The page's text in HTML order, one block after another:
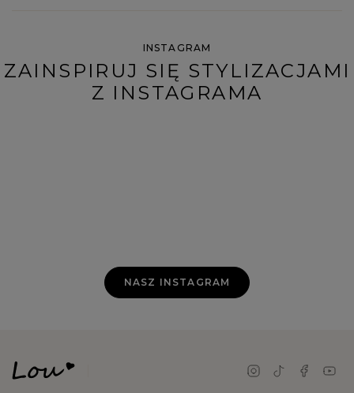
INSTAGRAM
ZAINSPIRUJ SIĘ STYLIZACJAMI
Z INSTAGRAMA
NASZ INSTAGRAM